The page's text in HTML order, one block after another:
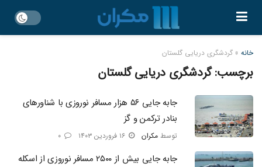
خانه » گردشگری دریایی گلستان
برچسب:گردشگری دریایی گلستان
جابه جایی ۵۶ هزار مسافر نوروزی با شناورهای
بنادر ترکمن و گز
توسط مکران
جابه جایی بیش از ۲۵۰۰ مسافر نوروزی از اسکله